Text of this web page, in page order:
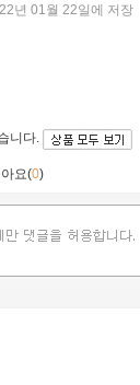
년 01월 22일에 저장
니다.
요(0)